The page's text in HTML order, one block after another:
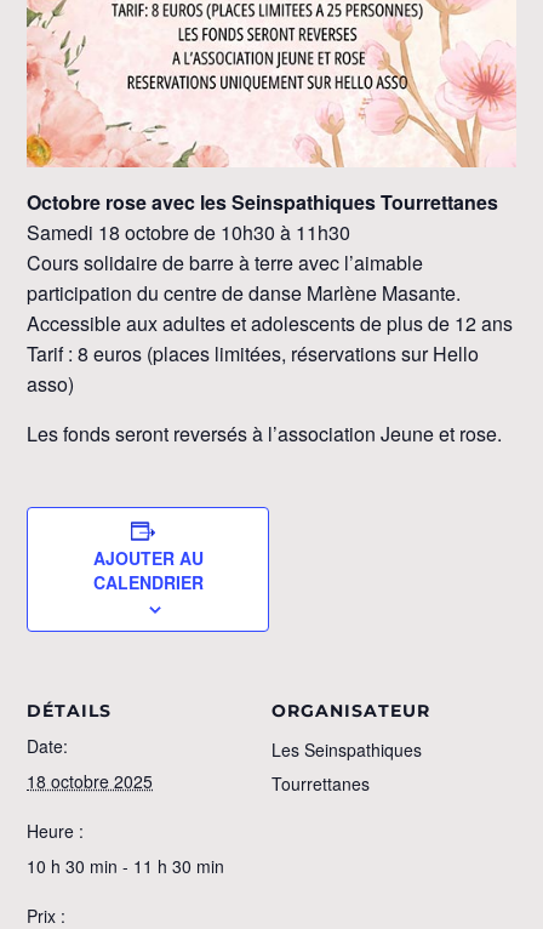
Octobre rose avec les Seinspathiques Tourrettanes
Samedi 18 octobre de 10h30 à 11h30
Cours solidaire de barre à terre avec l’aimable
participation du centre de danse Marlène Masante.
Accessible aux adultes et adolescents de plus de 12 ans
Tarif : 8 euros (places limitées, réservations sur Hello
asso)
Les fonds seront reversés à l’association Jeune et rose.
AJOUTER AU
CALENDRIER
DÉTAILS
Date:
18 octobre 2025
Heure :
10 h 30 min - 11 h 30 min
Prix :
ORGANISATEUR
Les Seinspathiques
Tourrettanes